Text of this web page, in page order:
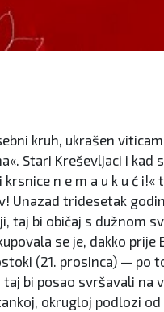
kruh, ukrašen
Stari Kreševljaci i kad
n e m a u k u ć
Unazad tridesetak
bi običaj s dužnom
se je, dakko
(21. prosinca) — po
bi posao svršavali
okrugloj podlozi